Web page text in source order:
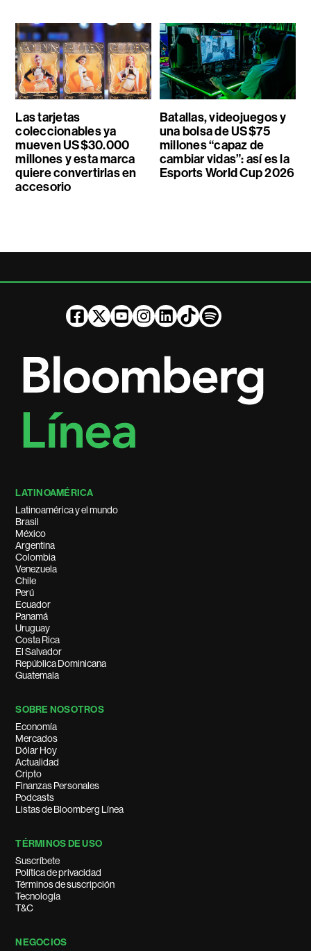
Las tarjetas
coleccionables ya
mueven US$30.000
millones y esta marca
quiere convertirlas en
accesorio
Batallas, videojuegos y
una bolsa de US$75
millones “capaz de
cambiar vidas”: así es la
Esports World Cup 2026
LATINOAMÉRICA
Latinoamérica y el mundo
Brasil
México
Argentina
Colombia
Venezuela
Chile
Perú
Ecuador
Panamá
Uruguay
Costa Rica
El Salvador
República Dominicana
Guatemala
SOBRE NOSOTROS
Economía
Mercados
Dólar Hoy
Actualidad
Cripto
Finanzas Personales
Podcasts
Listas de Bloomberg Línea
TÉRMINOS DE USO
Suscríbete
Política de privacidad
Términos de suscripción
Tecnología
T&C
NEGOCIOS